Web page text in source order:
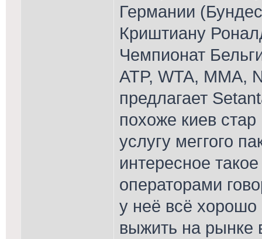
Германии
Криштиану
Чемпионат
ATP, WTA, MMA,
предлагает
похоже киев
услугу меггого
интересное
операторами
у неё всё
выжить на рынке